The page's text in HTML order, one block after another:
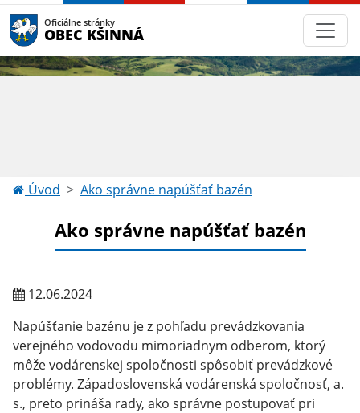
Oficiálne stránky
OBEC KŠINNÁ
Úvod Ako správne napúšťať bazén
Ako správne napúšťať bazén
12.06.2024
Napúšťanie bazénu je z pohľadu prevádzkovania
verejného vodovodu mimoriadnym odberom, ktorý
môže vodárenskej spoločnosti spôsobiť prevádzkové
problémy. Západoslovenská vodárenská spoločnosť, a.
s., preto prináša rady, ako správne postupovať pri